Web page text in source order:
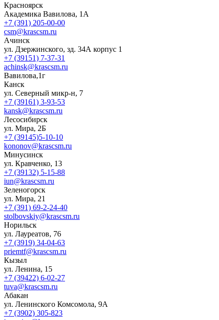
Красноярск
Академика Вавилова, 1А
+7 (391) 205-00-00
csm@krascsm.ru
Ачинск
ул. Дзержинского, зд. 34А корпус 1
+7 (39151) 7-37-31
achinsk@krascsm.ru
Вавилова,1г
Канск
ул. Северный микр-н, 7
+7 (39161) 3-93-53
kansk@krascsm.ru
Лесосибирск
ул. Мира, 2Б
+7 (39145)5-10-10
kononov@krascsm.ru
Минусинск
ул. Кравченко, 13
+7 (39132) 5-15-88
iun@krascsm.ru
Зеленогорск
ул. Мира, 21
+7 (391) 69-2-24-40
stolbovskiy@krascsm.ru
Норильск
ул. Лауреатов, 76
+7 (3919) 34-04-63
priemtf@krascsm.ru
Кызыл
ул. Ленина, 15
+7 (39422) 6-02-27
tuva@krascsm.ru
Абакан
ул. Ленинского Комсомола, 9А
+7 (3902) 305-823